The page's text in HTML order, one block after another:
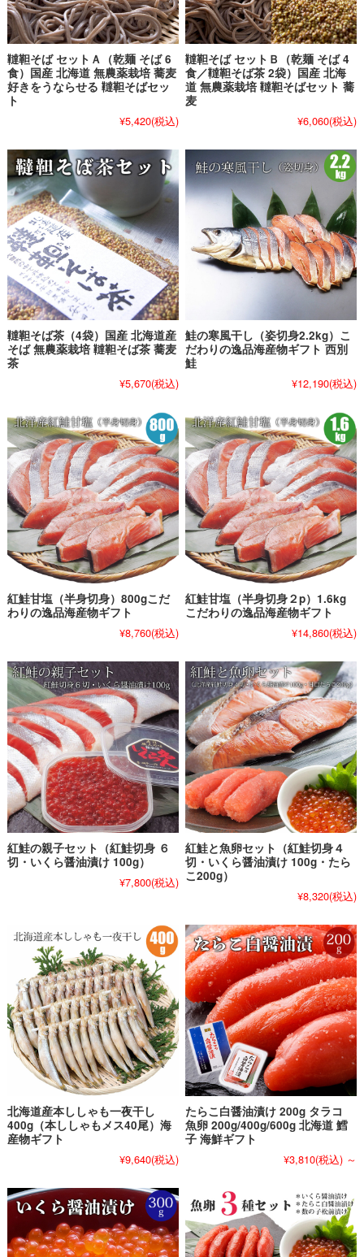
韃靼そば セットＡ（乾麺 そば 6
食）国産 北海道 無農薬栽培 蕎麦
好きをうならせる 韃靼そばセッ
ト
¥5,420(税込)
韃靼そば セットＢ（乾麺 そば 4
食／韃靼そば茶 2袋）国産 北海
道 無農薬栽培 韃靼そばセット 蕎
麦
¥6,060(税込)
韃靼そば茶（4袋）国産 北海道産
そば 無農薬栽培 韃靼そば茶 蕎麦
茶
¥5,670(税込)
鮭の寒風干し（姿切身2.2kg）こ
だわりの逸品海産物ギフト 西別
鮭
¥12,190(税込)
紅鮭甘塩（半身切身）800gこだ
わりの逸品海産物ギフト
¥8,760(税込)
紅鮭甘塩（半身切身２p）1.6kg
こだわりの逸品海産物ギフト
¥14,860(税込)
紅鮭の親子セット（紅鮭切身 ６
切・いくら醤油漬け 100g）
¥7,800(税込)
紅鮭と魚卵セット（紅鮭切身４
切・いくら醤油漬け 100g・たら
こ200g）
¥8,320(税込)
北海道産本ししゃも一夜干し
400g（本ししゃもメス40尾）海
産物ギフト
¥9,640(税込)
たらこ白醤油漬け 200g タラコ
魚卵 200g/400g/600g 北海道 鱈
子 海鮮ギフト
¥3,810(税込) ～